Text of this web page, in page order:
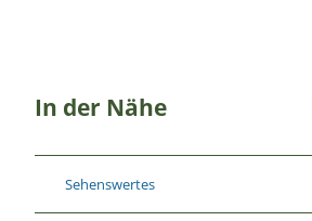
In der Nähe
Sehenswertes